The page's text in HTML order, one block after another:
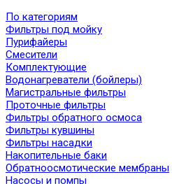
По категориям
Фильтры под мойку
Пурифайеры
Смесители
Комплектующие
Водонагреватели (бойлеры)
Магистральные фильтры
Проточные фильтры
Фильтры обратного осмоса
Фильтры кувшины
Фильтры насадки
Накопительные баки
Обратноосмотические мембраны
Насосы и помпы